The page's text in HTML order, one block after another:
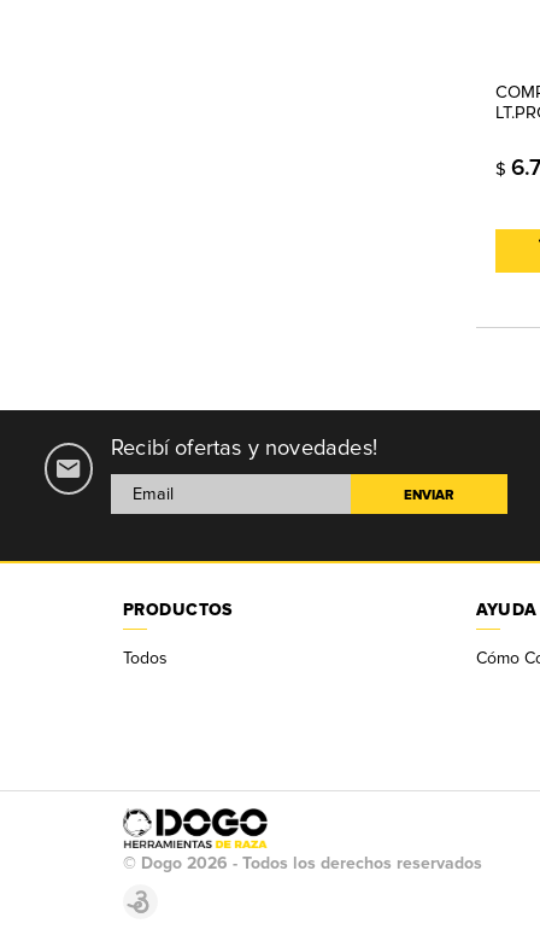
$
Recibí ofertas y novedades!
PRODUCTOS
Todos
AYUDA
Cómo
© Dogo 2026 - Todos los derechos reservados